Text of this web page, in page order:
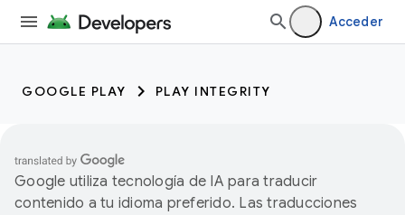
Acceder
GOOGLE PLAY PLAY INTEGRITY
Google utiliza tecnología de IA para traducir
contenido a tu idioma preferido. Las traducciones